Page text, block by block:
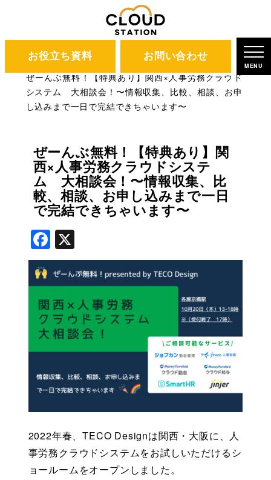
お役立ち資料 お問い合わせ
MENU
CLOUD STATION
ブログ
ぜーんぶ無料！【特典あり】関西×人事労務クラウド
システム 大相談会！〜情報収集、比較、相談、お申
し込みまで一日で完結できちゃいます〜
ぜーんぶ無料！【特典あり】関
西×人事労務クラウドシステ
ム 大相談会！〜情報収集、比
較、相談、お申し込みまで一日
で完結できちゃいます〜
Facebook
X
2022年春、TECO Designは関西・大阪に、人
事労務クラウドシステムをお試しいただけるシ
ョールームをオープンしました。